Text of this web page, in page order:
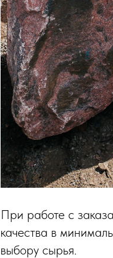
При работе с
качества в
выбору сырья.⠀